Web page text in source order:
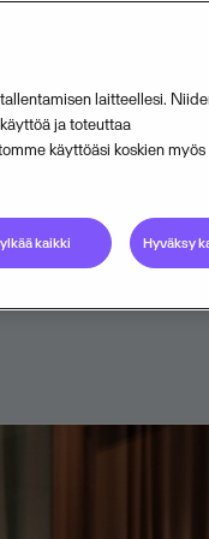
Amili
Suomen
laitteellesi.
ja toteuttaa
käyttöäsi koskien myös
kaikki Hyväksy